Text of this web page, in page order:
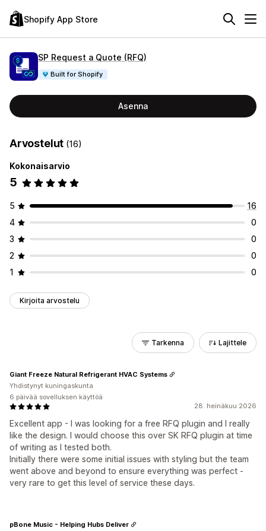
Shopify App Store
SP Request a Quote (RFQ)
Built for Shopify
Asenna
Arvostelut (16)
Kokonaisarvio
5
5
16
4
0
3
0
2
0
1
0
Kirjoita arvostelu
Tarkenna Lajittele
28. heinäkuu 2026
Excellent app - I was looking for a free RFQ plugin and I really
like the design. I would choose this over SK RFQ plugin at time
of writing as I tested both.
Initially there were some initial issues with styling but the team
went above and beyond to ensure everything was perfect -
very rare to get this level of service these days.
Giant Freeze Natural Refrigerant HVAC Systems
Yhdistynyt kuningaskunta
6 päivää sovelluksen käyttöä
pBone Music - Helping Hubs Deliver